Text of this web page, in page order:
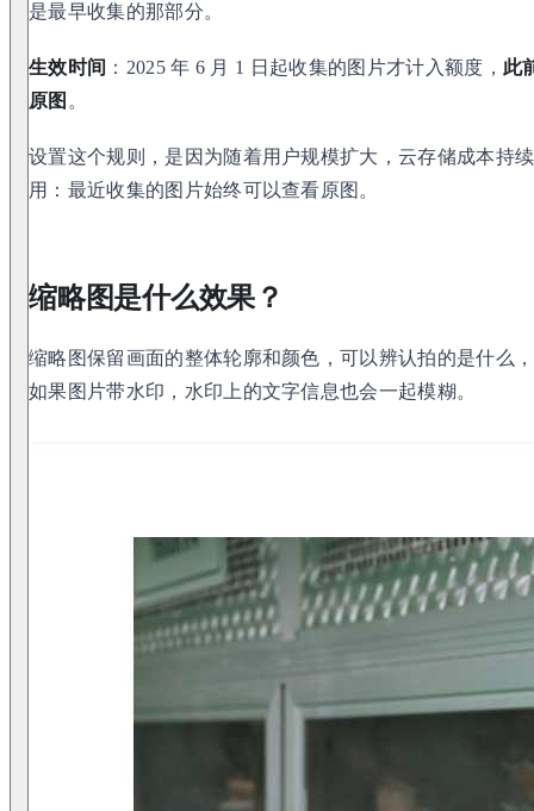
是最早收集的那部分。
生效时间 ：2025 年 6 月 1 日起收集的图片才计入额度， 此
原图 。
设置这个规则，是因为随着用户规模扩大，云存储成本持
用：最近收集的图片始终可以查看原图。
缩略图是什么效果？
缩略图保留画面的整体轮廓和颜色，可以辨认拍的是什么
如果图片带水印，水印上的文字信息也会一起模糊。